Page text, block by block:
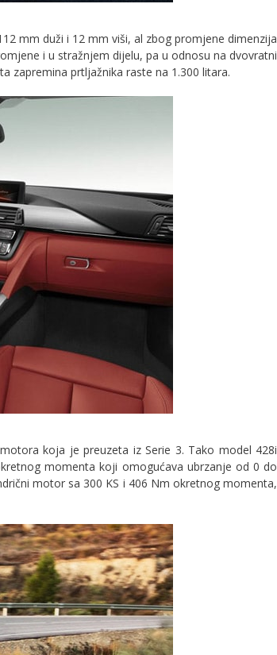
mm duži i 12 mm viši, al zbog promjene dimenzija
i u stražnjem dijelu, pa u odnosu na dvovratni
zapremina prtljažnika raste na 1.300 litara.
koja je preuzeta iz Serie 3. Tako model 428i
momenta koji omogućava ubrzanje od 0 do
motor sa 300 KS i 406 Nm okretnog momenta,